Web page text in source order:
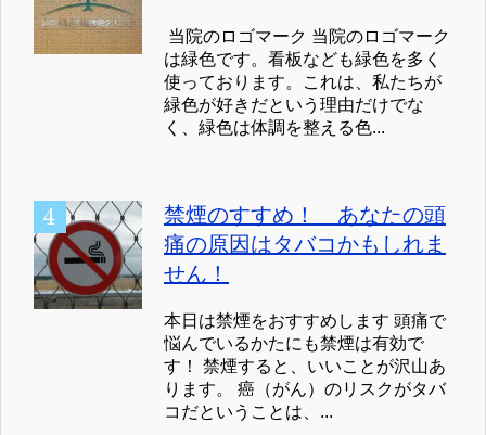
当院のロゴマーク 当院のロゴマーク
は緑色です。看板なども緑色を多く
使っております。これは、私たちが
緑色が好きだという理由だけでな
く、緑色は体調を整える色...
禁煙のすすめ！ あなたの頭
痛の原因はタバコかもしれま
せん！
本日は禁煙をおすすめします 頭痛で
悩んでいるかたにも禁煙は有効で
す！ 禁煙すると、いいことが沢山あ
ります。 癌（がん）のリスクがタバ
コだということは、...